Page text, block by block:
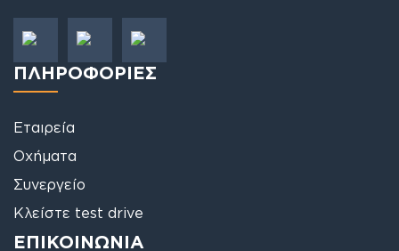
ΠΛΗΡΟΦΟΡΙΕΣ
Εταιρεία
Οχήματα
Συνεργείο
Κλείστε test drive
ΕΠΙΚΟΙΝΩΝΙΑ